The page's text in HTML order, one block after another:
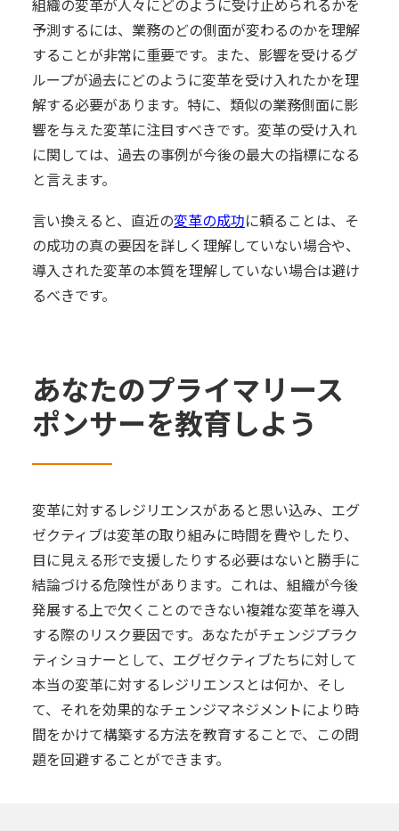
組織の変革が人々にどのように受け止められるかを
予測するには、業務のどの側面が変わるのかを理解
することが非常に重要です。また、影響を受けるグ
ループが過去にどのように変革を受け入れたかを理
解する必要があります。特に、類似の業務側面に影
響を与えた変革に注目すべきです。変革の受け入れ
に関しては、過去の事例が今後の最大の指標になる
と言えます。
言い換えると、直近の変革の成功に頼ることは、そ
の成功の真の要因を詳しく理解していない場合や、
導入された変革の本質を理解していない場合は避け
るべきです。
あなたのプライマリース
ポンサーを教育しよう
変革に対するレジリエンスがあると思い込み、エグ
ゼクティブは変革の取り組みに時間を費やしたり、
目に見える形で支援したりする必要はないと勝手に
結論づける危険性があります。これは、組織が今後
発展する上で欠くことのできない複雑な変革を導入
する際のリスク要因です。あなたがチェンジプラク
ティショナーとして、エグゼクティブたちに対して
本当の変革に対するレジリエンスとは何か、そし
て、それを効果的なチェンジマネジメントにより時
間をかけて構築する方法を教育することで、この問
題を回避することができます。